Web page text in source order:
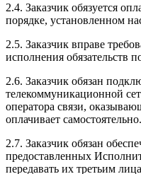
2.4. Заказчик обязуется
порядке, установленном
2.5. Заказчик вправе
исполнения обязательств
2.6. Заказчик обязан
телекоммуникационной
оператора связи,
оплачивает самостоятельно.
2.7. Заказчик обязан
предоставленных
передавать их третьим